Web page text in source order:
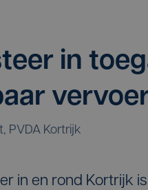
in
PVDA Kortrijk
in en rond Kortrijk